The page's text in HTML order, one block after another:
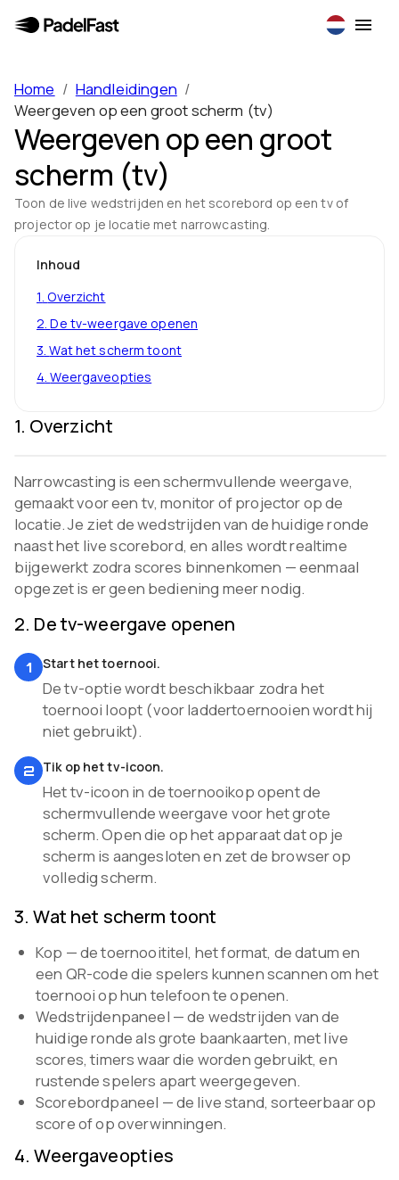
Home / Handleidingen /
Weergeven op een groot scherm (tv)
Weergeven op een groot
scherm (tv)
Toon de live wedstrijden en het scorebord op een tv of
projector op je locatie met narrowcasting.
Inhoud
1.Overzicht
2.De tv-weergave openen
3.Wat het scherm toont
4.Weergaveopties
1. Overzicht
Narrowcasting is een schermvullende weergave,
gemaakt voor een tv, monitor of projector op de
locatie. Je ziet de wedstrijden van de huidige ronde
naast het live scorebord, en alles wordt realtime
bijgewerkt zodra scores binnenkomen — eenmaal
opgezet is er geen bediening meer nodig.
2. De tv-weergave openen
1 Start het toernooi.
De tv-optie wordt beschikbaar zodra het
toernooi loopt (voor laddertoernooien wordt hij
niet gebruikt).
2 Tik op het tv-icoon.
Het tv-icoon in de toernooikop opent de
schermvullende weergave voor het grote
scherm. Open die op het apparaat dat op je
scherm is aangesloten en zet de browser op
volledig scherm.
3.Wat het scherm toont
Kop — de toernooititel, het format, de datum en
een QR-code die spelers kunnen scannen om het
toernooi op hun telefoon te openen.
Wedstrijdenpaneel — de wedstrijden van de
huidige ronde als grote baankaarten, met live
scores, timers waar die worden gebruikt, en
rustende spelers apart weergegeven.
Scorebordpaneel — de live stand, sorteerbaar op
score of op overwinningen.
4.Weergaveopties